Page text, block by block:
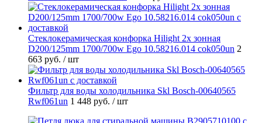
Стеклокерамическая конфорка Hilight 2х зонная
D200/125mm 1700/700w Ego 10.58216.014 cok050un 2
663 руб. / шт
Фильтр для воды холодильника Skl Bosch-00640565
Rwf061un 1 448 руб. / шт